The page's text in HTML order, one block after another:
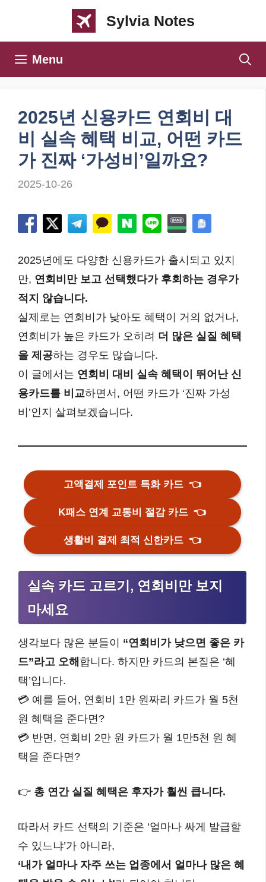
Sylvia Notes
Menu
2025년 신용카드 연회비 대
비 실속 혜택 비교, 어떤 카드
가 진짜 ‘가성비’일까요?
2025-10-26
2025년에도 다양한 신용카드가 출시되고 있지
만, 연회비만 보고 선택했다가 후회하는 경우가
적지 않습니다.
실제로는 연회비가 낮아도 혜택이 거의 없거나,
연회비가 높은 카드가 오히려 더 많은 실질 혜택
을 제공하는 경우도 많습니다.
이 글에서는 연회비 대비 실속 혜택이 뛰어난 신
용카드를 비교하면서, 어떤 카드가 ‘진짜 가성
비’인지 살펴보겠습니다.
고액결제 포인트 특화 카드👈
K패스 연계 교통비 절감 카드👈
생활비 결제 최적 신한카드👈
실속 카드 고르기, 연회비만 보지
마세요
생각보다 많은 분들이 “연회비가 낮으면 좋은 카
드”라고 오해 합니다. 하지만 카드의 본질은 ‘혜
택’입니다.
💳 예를 들어, 연회비 1만 원짜리 카드가 월 5천
원 혜택을 준다면?
💳 반면, 연회비 2만 원 카드가 월 1만5천 원 혜
택을 준다면?
👉 총 연간 실질 혜택은 후자가 훨씬 큽니다.
따라서 카드 선택의 기준은 ‘얼마나 싸게 발급할
수 있느냐’가 아니라,
‘내가 얼마나 자주 쓰는 업종에서 얼마나 많은 혜